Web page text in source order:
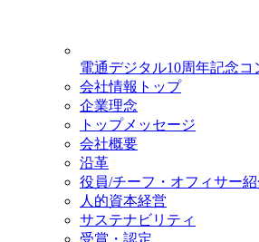
電通デジタル10周年記念コ
会社情報トップ
企業理念
トップメッセージ
会社概要
沿革
役員/チーフ・オフィサー紹
人的資本経営
サステナビリティ